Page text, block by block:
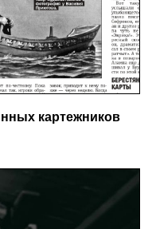
картежников